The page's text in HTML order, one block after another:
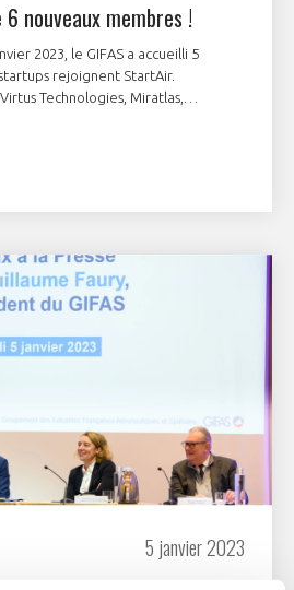
6 nouveaux membres !
2023, le GIFAS a accueilli 5
rejoignent StartAir.
Technologies, Miratlas,
5 janvier 2023